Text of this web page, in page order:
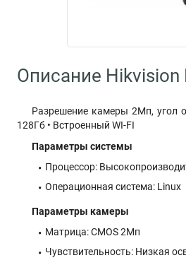
Описание Hikvision
Разрешение камеры 2Мп, угол
128Гб • Встроенный WI-FI
Параметры системы
Процессор:
Операционная система: Linux
Параметры камеры
Матрица: CMOS 2Mп
Чувствительность: Низкая